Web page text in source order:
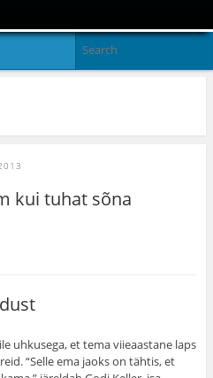
kui tuhat sõna
uhkusega, et tema viieaastane laps
“Selle ema jaoks on tähtis, et